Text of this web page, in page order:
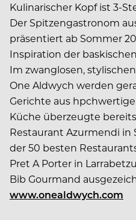
Kulinarischer Kopf ist 3-
Der Spitzengastronom
präsentiert ab Sommer
Inspiration der
Im zwanglosen,
One Aldwych werden
Gerichte aus
Küche überzeugte
Restaurant Azurmendi in
der 50 besten
Pret A Porter in
Bib Gourmand
www.onealdwych.com